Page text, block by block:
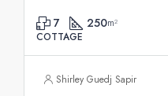
7 250m²
COTTAGE
Shirley Guedj Sapir